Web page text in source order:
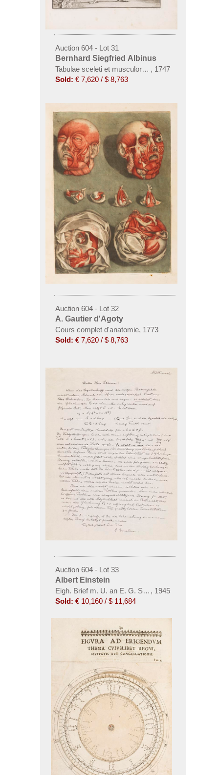
Auction 604 - Lot 31
Bernhard Siegfried Albinus
Tabulae sceleti et musculorum corporis humani
, 1747
Sold: € 7,620 / $ 8,763
Auction 604 - Lot 32
A. Gautier d'Agoty
Cours complet d'anatomie, 1773
Sold: € 7,620 / $ 8,763
Auction 604 - Lot 33
Albert Einstein
Eigh. Brief m. U. an E. G. Straus
, 1945
Sold: € 10,160 / $ 11,684